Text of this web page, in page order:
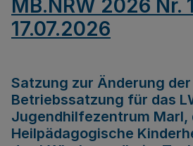
MB.NRW 2026 Nr.
17.07.2026
Satzung zur Änderung der
Betriebssatzung für das
Jugendhilfezentrum Marl,
Heilpädagogische